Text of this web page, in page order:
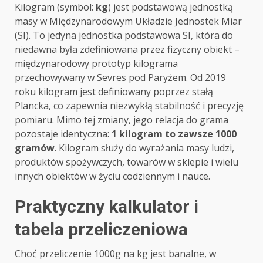
Kilogram (symbol: kg) jest podstawową jednostką
masy w Międzynarodowym Układzie Jednostek Miar
(SI). To jedyna jednostka podstawowa SI, która do
niedawna była zdefiniowana przez fizyczny obiekt –
międzynarodowy prototyp kilograma
przechowywany w Sevres pod Paryżem. Od 2019
roku kilogram jest definiowany poprzez stałą
Plancka, co zapewnia niezwykłą stabilność i precyzję
pomiaru. Mimo tej zmiany, jego relacja do grama
pozostaje identyczna: 1 kilogram to zawsze 1000
gramów. Kilogram służy do wyrażania masy ludzi,
produktów spożywczych, towarów w sklepie i wielu
innych obiektów w życiu codziennym i nauce.
Praktyczny kalkulator i
tabela przeliczeniowa
Choć przeliczenie 1000g na kg jest banalne, w